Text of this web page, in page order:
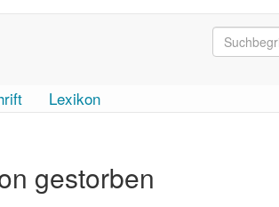
Lexikon
gestorben